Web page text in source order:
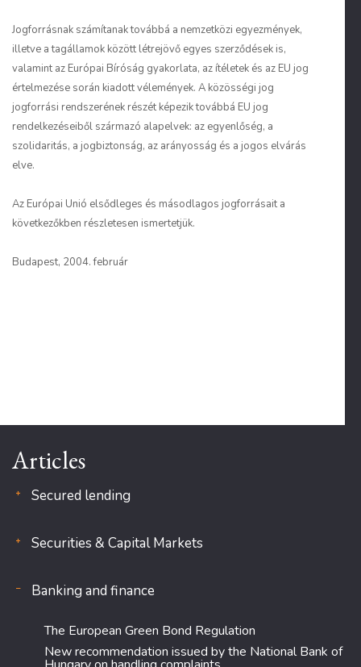
Jogforrásnak számítanak továbbá a nemzetközi egyezmények,
illetve a tagállamok között létrejövő egyes szerződések is,
valamint az Európai Bíróság gyakorlata, az ítéletek és az EU jog
értelmezése során kiadott vélemények. A közösségi jog
jogforrási rendszerének részét képezik továbbá EU jog
rendelkezéseiből származó alapelvek: az egyenlőség, a
szolidaritás, a jogbiztonság, az arányosság és a jogos elvárás
elve.
Az Európai Unió elsődleges és másodlagos jogforrásait a
következőkben részletesen ismertetjük.
Budapest, 2004. február
Articles
Secured lending
Securities & Capital Markets
Banking and finance
The European Green Bond Regulation
New recommendation issued by the National Bank of